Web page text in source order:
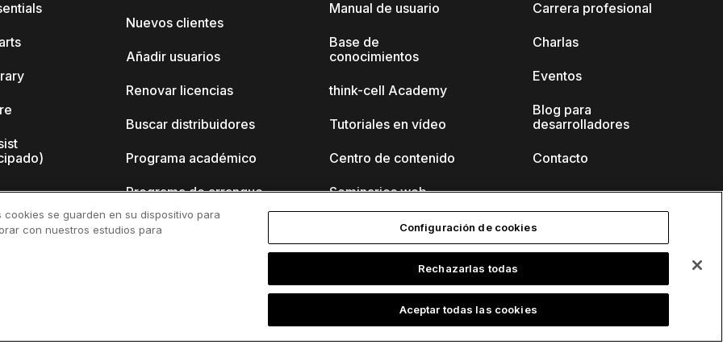
cell?
Nuevos clientes
Añadir usuarios
Renovar licencias
Buscar distribuidores
Programa académico
Programa de arranque
Manual de usuario
Base de
conocimientos
think-cell Academy
Tutoriales en vídeo
Centro de contenido
Seminarios web
Carrera profesional
Charlas
Eventos
Blog para
desarrolladores
Contacto
se guarden en su dispositivo para
con nuestros estudios para
Configuración de cookies
Rechazarlas todas
Aceptar todas las cookies